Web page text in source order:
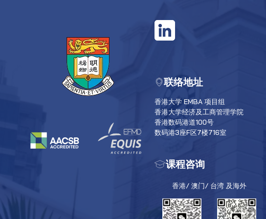
联络地址
香港大学 EMBA 项目组
香港大学经济及工商管理学院
香港数码港道100号
数码港3座F区7楼716室
课程咨询
香港/ 澳门/ 台湾 及海外